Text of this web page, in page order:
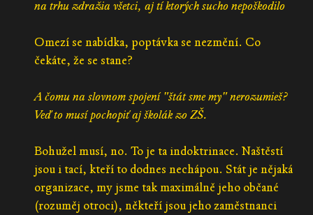
na trhu zdražia všetci, aj tí ktorých sucho nepoškodilo
Omezí se nabídka, poptávka se nezmění. Co
čekáte, že se stane?
A čomu na slovnom spojení "štát sme my" nerozumieš?
Veď to musí pochopiť aj školák zo ZŠ.
Bohužel musí, no. To je ta indoktrinace. Naštěstí
jsou i tací, kteří to dodnes nechápou. Stát je nějaká
organizace, my jsme tak maximálně jeho občané
(rozuměj otroci), někteří jsou jeho zaměstnanci